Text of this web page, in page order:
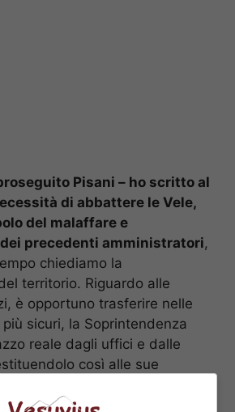
Pisani – ho scritto al
di abbattere le Vele,
del malaffare e
precedenti amministratori,
chiediamo la
territorio. Riguardo alle
è opportuno trasferire nelle
sicuri, la Soprintendenza
reale dagli uffici e dalle
così alle sue